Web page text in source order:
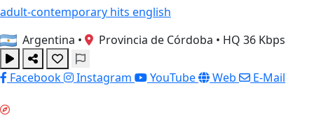
adult-contemporary hits english
Argentina • Provincia de Córdoba • HQ 36 Kbps
Facebook Instagram YouTube Web E-Mail